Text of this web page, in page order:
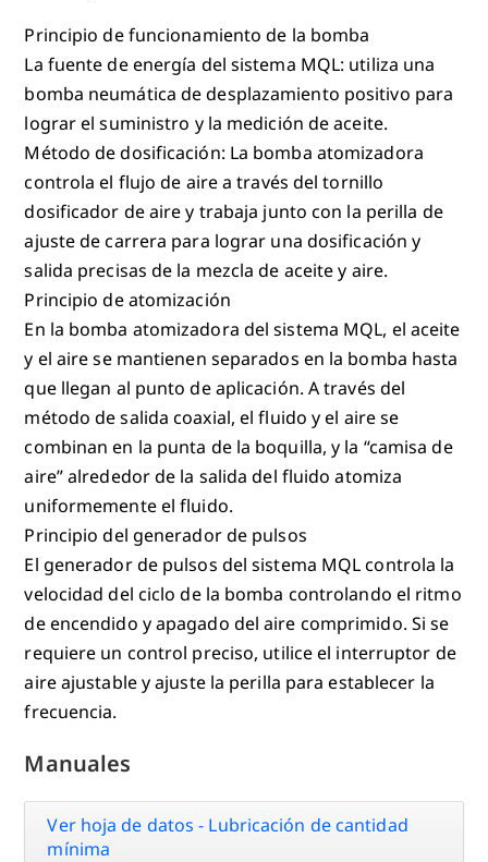
Principio de funcionamiento de la bomba
La fuente de energía del sistema MQL: utiliza una
bomba neumática de desplazamiento positivo para
lograr el suministro y la medición de aceite.
Método de dosificación: La bomba atomizadora
controla el flujo de aire a través del tornillo
dosificador de aire y trabaja junto con la perilla de
ajuste de carrera para lograr una dosificación y
salida precisas de la mezcla de aceite y aire.
Principio de atomización
En la bomba atomizadora del sistema MQL, el aceite
y el aire se mantienen separados en la bomba hasta
que llegan al punto de aplicación. A través del
método de salida coaxial, el fluido y el aire se
combinan en la punta de la boquilla, y la “camisa de
aire” alrededor de la salida del fluido atomiza
uniformemente el fluido.
Principio del generador de pulsos
El generador de pulsos del sistema MQL controla la
velocidad del ciclo de la bomba controlando el ritmo
de encendido y apagado del aire comprimido. Si se
requiere un control preciso, utilice el interruptor de
aire ajustable y ajuste la perilla para establecer la
frecuencia.
Manuales
Ver hoja de datos - Lubricación de cantidad
mínima